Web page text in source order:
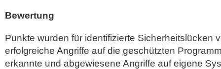
Bewertung
Punkte wurden für identifizierte Sicherheitslücken
erfolgreiche Angriffe auf die geschützten
erkannte und abgewiesene Angriffe auf eigene